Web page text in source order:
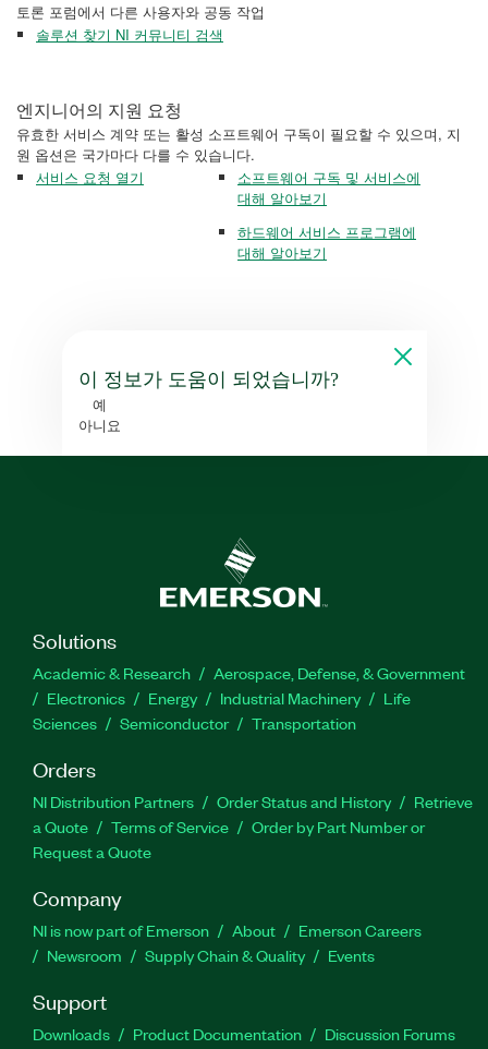
토론 포럼에서 다른 사용자와 공동 작업
솔루션 찾기 NI 커뮤니티 검색
엔지니어의 지원 요청
유효한 서비스 계약 또는 활성 소프트웨어 구독이 필요할 수 있으며, 지
원 옵션은 국가마다 다를 수 있습니다.
서비스 요청 열기
소프트웨어 구독 및 서비스에
대해 알아보기
하드웨어 서비스 프로그램에
대해 알아보기
이 정보가 도움이 되었습니까?
예
아니요
Solutions
Academic & Research
Aerospace, Defense, & Government
Electronics
Energy Industrial Machinery
Life
Sciences
Semiconductor Transportation
Orders
NI Distribution Partners Order Status and History
Retrieve
a Quote
Terms of Service
Order by Part Number or
Request a Quote
Company
NI is now part of Emerson About
Emerson Careers
Newsroom
Supply Chain & Quality Events
Support
Downloads Product Documentation
Discussion Forums